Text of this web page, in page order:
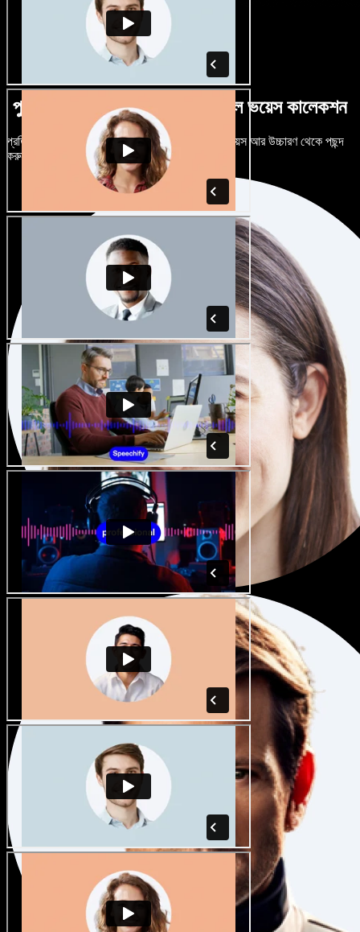
পুরুষ-নারী ভেদে নানান উচ্চারণে বিশাল ভয়েস কালেকশন
প্রতিটি প্রজেক্টকে আলাদা শোনাতে দিন। শত শত AI ভয়েস আর উচ্চারণ থেকে পছন্দ
করুন, নিজের মতো টিউন করুন।